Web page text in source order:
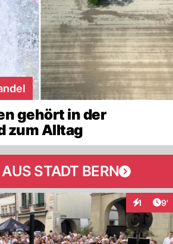
gehört in der
zum Alltag
STADT BERN
1 9'